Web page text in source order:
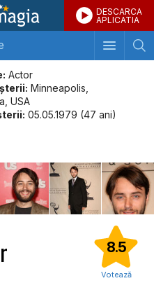
DESCARCA
APLICATIA
Actor
Minneapolis,
USA
05.05.1979 (47 ani)
8.5
Votează